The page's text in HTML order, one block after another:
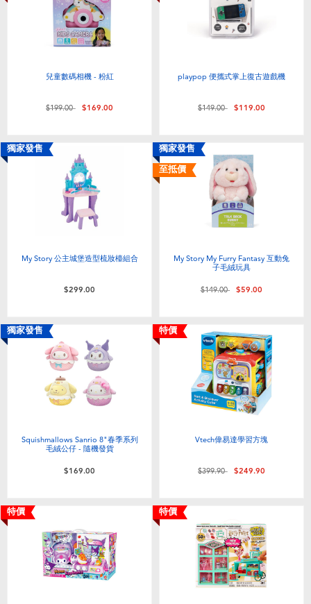
遊戲及拼圖系列
戶外及運動用品
派對用品
角色扮演及造型系列
毛毛公仔玩具
夏日用品
任天堂 Switch
電池
LEGO樂高
Fuggler
Tomica多美
Globber高樂寶
兒童數碼相機 - 粉紅
價格從
$199.00至$169.00
playpop 便攜式掌上復古遊戲機
價格從
$149.00至$119.00
獨家發售
My Story 公主城堡造型梳妝檯組合
$299.00
獨家發售
至抵價
My Story My Furry Fantasy 互動兔
子毛絨玩具
價格從
$149.00至$59.00
獨家發售
Squishmallows Sanrio 8"春季系列
毛絨公仔 - 隨機發貨
$169.00
特價
Vtech偉易達學習方塊
價格從
$399.90至$249.90
特價 特價